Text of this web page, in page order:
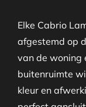
Elke Cabrio
afgestemd op
van de woning
buitenruimte
kleur en